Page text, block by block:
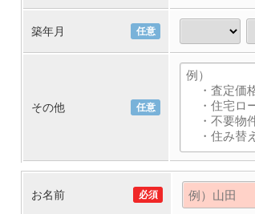
築年月 任意
その他 任意
お名前 必須